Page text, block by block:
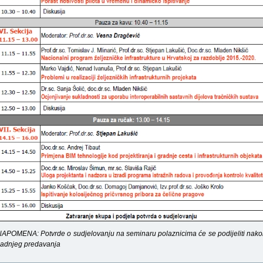
Potvrde o sudjelovanju na seminaru polaznicima će se podijeliti
predavanja